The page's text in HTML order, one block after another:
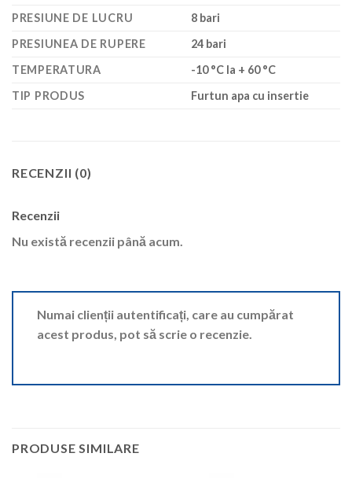
PRESIUNE DE LUCRU
8 bari
PRESIUNEA DE RUPERE
24 bari
TEMPERATURA
-10 °C la + 60 °C
TIP PRODUS
Furtun apa cu insertie
RECENZII (0)
Recenzii
Nu există recenzii până acum.
Numai clienții autentificați, care au cumpărat
acest produs, pot să scrie o recenzie.
PRODUSE SIMILARE